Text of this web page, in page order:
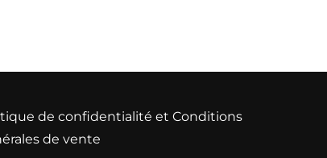
de confidentialité et Conditions
de vente